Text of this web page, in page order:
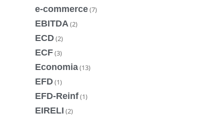
e-commerce(7)
EBITDA (2)
ECD(2)
ECF(3)
Economia(13)
EFD(1)
EFD-Reinf(1)
EIRELI (2)